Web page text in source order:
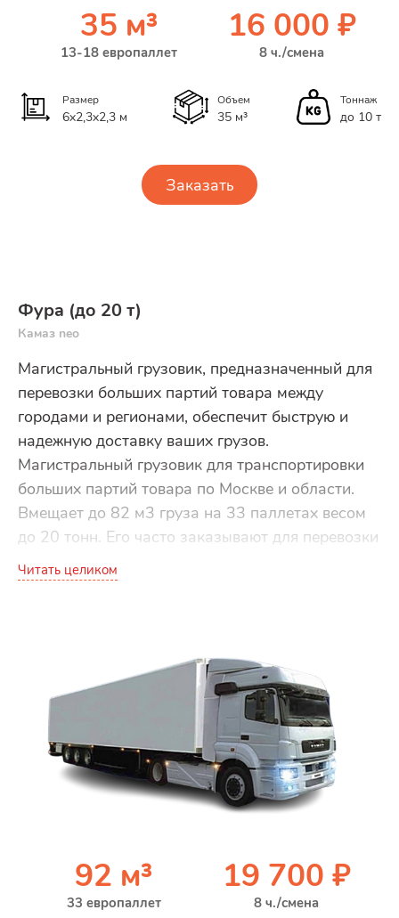
35 м³
13-18 европаллет
16 000 ₽
8 ч./смена
Размер
6x2,3x2,3 м
Объем
35 м³
Тоннаж
до 10 т
Заказать
Фура (до 20 т)
Камаз neo
Магистральный грузовик, предназначенный для
перевозки больших партий товара между
городами и регионами, обеспечит быструю и
надежную доставку ваших грузов.
Магистральный грузовик для транспортировки
больших партий товара по Москве и области.
Вмещает до 82 м3 груза на 33 паллетах весом
до 20 тонн. Его часто заказывают для перевозки
стройматериалов и металлических конструкций,
станков, торгового и промышленного
свяжитесь с нашим менеджером. Он подберет
оптимальный вариант по грузоподъемности и
цене.
Читать целиком
92 м³
33 европаллет
19 700 ₽
8 ч./смена